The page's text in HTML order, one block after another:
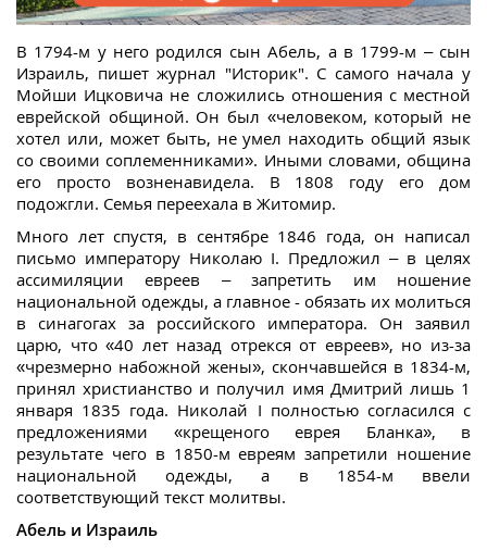
В 1794-м у него родился сын Абель, а в 1799-м – сын
Израиль, пишет журнал "Историк". С самого начала у
Мойши Ицковича не сложились отношения с местной
еврейской общиной. Он был «человеком, который не
хотел или, может быть, не умел находить общий язык
со своими соплеменниками». Иными словами, община
его просто возненавидела. В 1808 году его дом
подожгли. Семья переехала в Житомир.
Много лет спустя, в сентябре 1846 года, он написал
письмо императору Николаю I. Предложил – в целях
ассимиляции евреев – запретить им ношение
национальной одежды, а главное - обязать их молиться
в синагогах за российского императора. Он заявил
царю, что «40 лет назад отрекся от евреев», но из-за
«чрезмерно набожной жены», скончавшейся в 1834-м,
принял христианство и получил имя Дмитрий лишь 1
января 1835 года. Николай I полностью согласился с
предложениями «крещеного еврея Бланка», в
результате чего в 1850-м евреям запретили ношение
национальной одежды, а в 1854-м ввели
соответствующий текст молитвы.
Абель и Израиль